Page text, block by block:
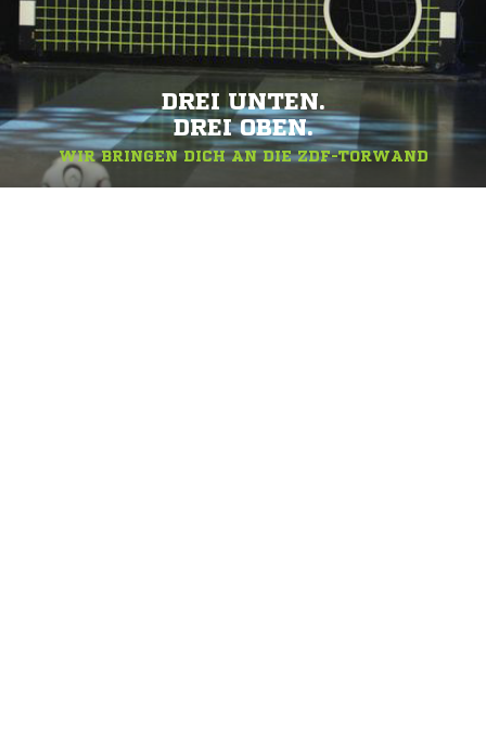
DREI UNTEN.
DREI OBEN.
WIR BRINGEN DICH AN DIE ZDF-TORWAND